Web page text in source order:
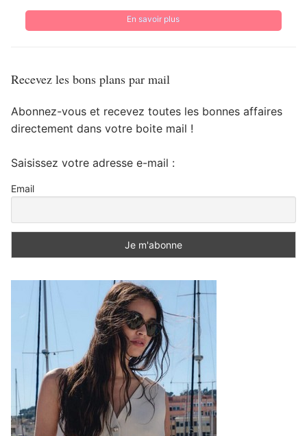
En savoir plus
Recevez les bons plans par mail
Abonnez-vous et recevez toutes les bonnes affaires
directement dans votre boite mail !
Saisissez votre adresse e-mail :
Email